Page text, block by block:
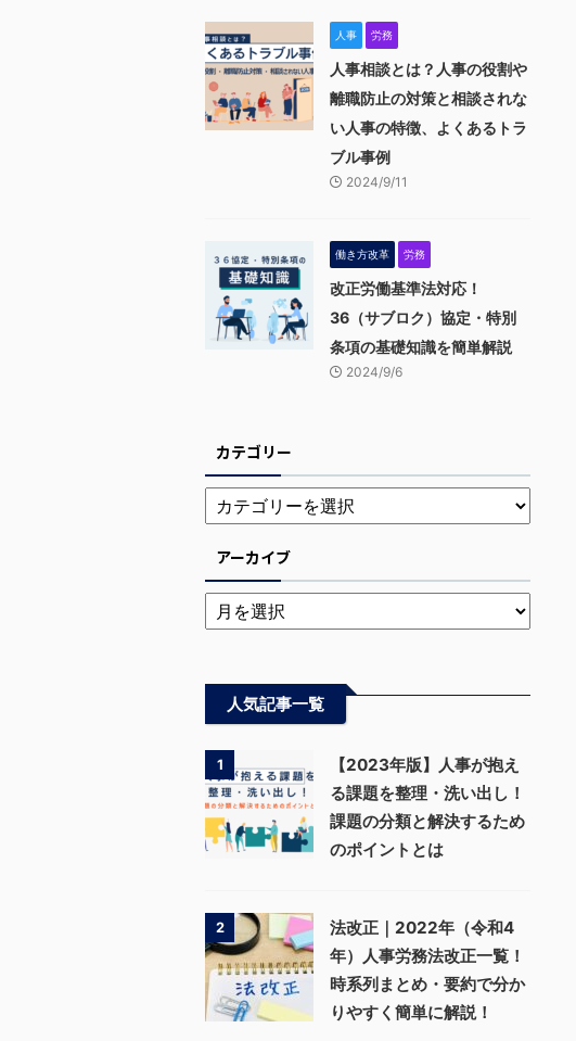
人事 労務
人事相談とは？人事の役割や
離職防止の対策と相談されな
い人事の特徴、よくあるトラ
ブル事例
2024/9/11
働き方改革 労務
改正労働基準法対応！
36（サブロク）協定・特別
条項の基礎知識を簡単解説
2024/9/6
カテゴリー
アーカイブ
人気記事一覧
1
【2023年版】人事が抱え
る課題を整理・洗い出し！
課題の分類と解決するため
のポイントとは
2
法改正｜2022年（令和4
年）人事労務法改正一覧！
時系列まとめ・要約で分か
りやすく簡単に解説！